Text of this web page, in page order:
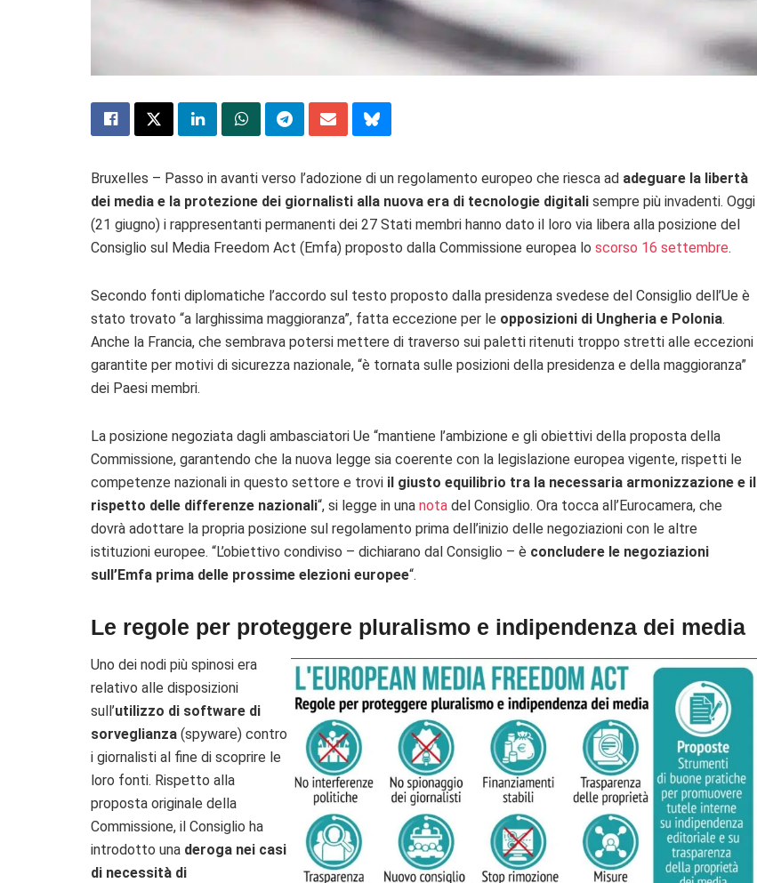
Bruxelles – Passo in avanti verso l’adozione di un regolamento europeo che riesca ad adeguare la libertà
dei media e la protezione dei giornalisti alla nuova era di tecnologie digitali sempre più invadenti. Oggi
(21 giugno) i rappresentanti permanenti dei 27 Stati membri hanno dato il loro via libera alla posizione del
Consiglio sul Media Freedom Act (Emfa) proposto dalla Commissione europea lo scorso 16 settembre.
Secondo fonti diplomatiche l’accordo sul testo proposto dalla presidenza svedese del Consiglio dell’Ue è
stato trovato “a larghissima maggioranza”, fatta eccezione per le opposizioni di Ungheria e Polonia.
Anche la Francia, che sembrava potersi mettere di traverso sui paletti ritenuti troppo stretti alle eccezioni
garantite per motivi di sicurezza nazionale, “è tornata sulle posizioni della presidenza e della maggioranza”
dei Paesi membri.
La posizione negoziata dagli ambasciatori Ue “mantiene l’ambizione e gli obiettivi della proposta della
Commissione, garantendo che la nuova legge sia coerente con la legislazione europea vigente, rispetti le
competenze nazionali in questo settore e trovi il giusto equilibrio tra la necessaria armonizzazione e il
rispetto delle differenze nazionali“, si legge in una nota del Consiglio. Ora tocca all’Eurocamera, che
dovrà adottare la propria posizione sul regolamento prima dell’inizio delle negoziazioni con le altre
istituzioni europee. “L’obiettivo condiviso – dichiarano dal Consiglio – è concludere le negoziazioni
sull’Emfa prima delle prossime elezioni europee“.
Le regole per proteggere pluralismo e indipendenza dei media
Uno dei nodi più spinosi era
relativo alle disposizioni
sull’utilizzo di software di
sorveglianza (spyware) contro
i giornalisti al fine di scoprire le
loro fonti. Rispetto alla
proposta originale della
Commissione, il Consiglio ha
introdotto una deroga nei casi
di necessità di